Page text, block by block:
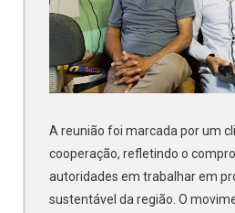
A reunião foi marcada por um
cooperação, refletindo o
autoridades em trabalhar em
sustentável da região. O